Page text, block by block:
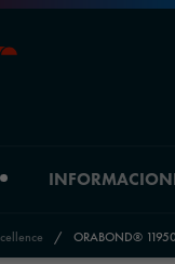
/ ORABOND®